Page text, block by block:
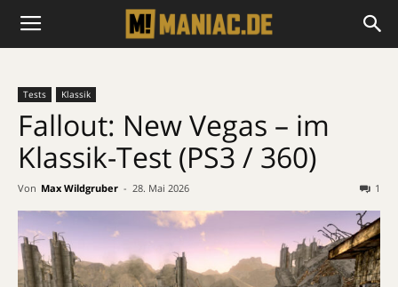
Tests Klassik
Fallout: New Vegas – im
Klassik-Test (PS3 / 360)
Von Max Wildgruber - 28. Mai 2026 1